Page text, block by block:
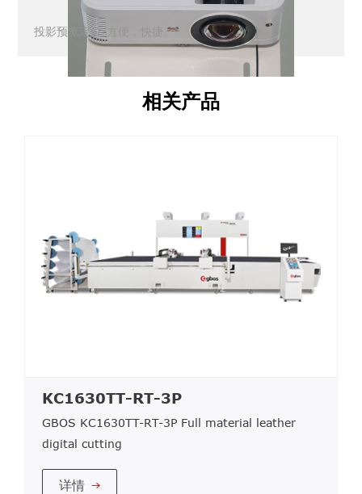
投影预览定位-方便，快捷。
相关产品
KC1630TT-RT-3P
GBOS KC1630TT-RT-3P Full material leather
digital cutting
详情